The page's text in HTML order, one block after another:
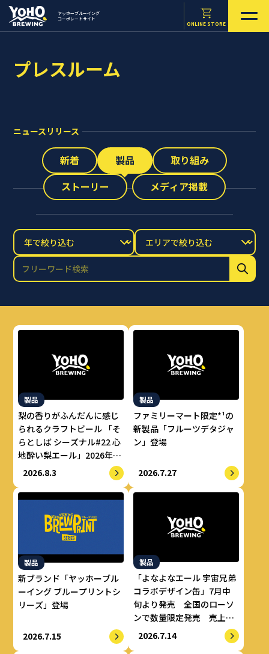
ヤッホーブルーイング
コーポレートサイト
ONLINE STORE
プレスルーム
ニュースリリース
新着 製品
取り組み
ストーリー
メディア掲載
製品
梨の香りがふんだんに感じ
られるクラフトビール 「そ
らとしば シーズナル#22 心
地酔い梨エール」2026年8
月上旬より数量限定で提供
2026.8.3
製品
ファミリーマート限定*¹の
新製品「フルーツデタジャ
ン」登場
2026.7.27
製品
新ブランド「ヤッホーブル
ーイング ブループリントシ
リーズ」登場
2026.7.15
製品
「よなよなエール 宇宙兄弟
コラボデザイン缶」7月中
旬より発売 全国のローソ
ンで数量限定発売 売上の
一部をALS治療研究費とし
2026.7.14